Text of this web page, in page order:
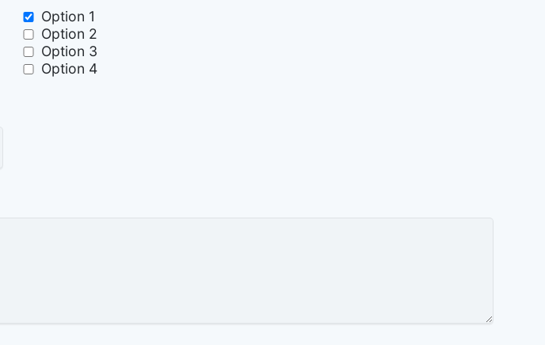
Option 1
Option 2
Option 3
Option 4